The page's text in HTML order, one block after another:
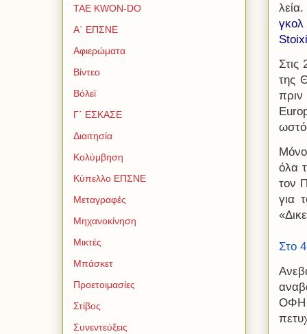
λεία.
της
όλα
τον
για
Στο
ΟΦΗ
TAE KWON-DO
Α΄ ΕΠΣΝΕ
Αφιερώματα
Βίντεο
Βόλεϊ
Γ΄ ΕΣΚΑΣΕ
Διαιτησία
Κολύμβηση
Κύπελλο ΕΠΣΝΕ
Μεταγραφές
Μηχανοκίνηση
Μικτές
Μπάσκετ
Προετοιμασίες
Στίβος
Συνεντεύξεις